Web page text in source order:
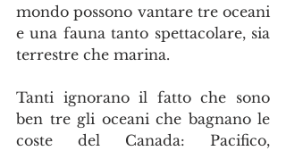
mondo possono vantare tre oceani
e una fauna tanto spettacolare, sia
terrestre che marina.
Tanti ignorano il fatto che sono
ben tre gli oceani che bagnano le
coste del Canada: Pacifico,